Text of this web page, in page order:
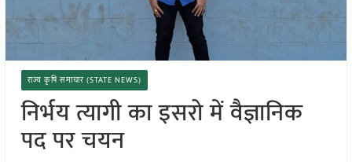
राज्य कृषि समाचार (STATE NEWS)
निर्भय त्यागी का इसरो में वैज्ञानिक
पद पर चयन